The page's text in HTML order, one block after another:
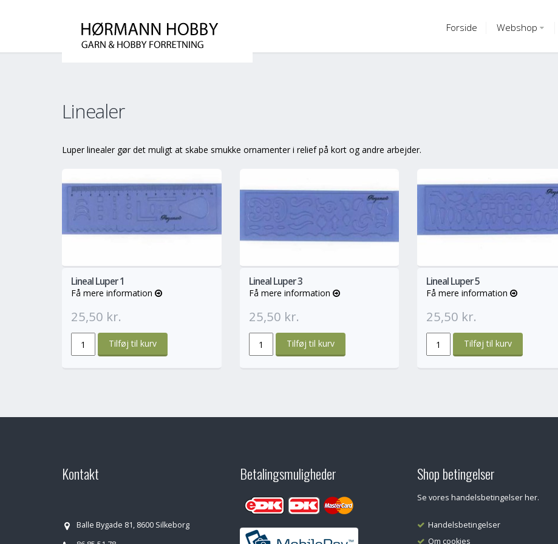
Forside Webshop
Linealer
Luper linealer gør det muligt at skabe smukke ornamenter i relief på kort og andre arbejder.
Lineal Luper 1
Få mere information
25,50 kr.
Mere
info
Lineal Luper 3
Få mere information
25,50 kr.
Mere
info
Lineal Luper 5
Få mere information
25,50 kr.
Kontakt
Balle Bygade 81, 8600 Silkeborg
Betalingsmuligheder Shop betingelser
Se vores handelsbetingelser her.
Handelsbetingelser
Om cookies